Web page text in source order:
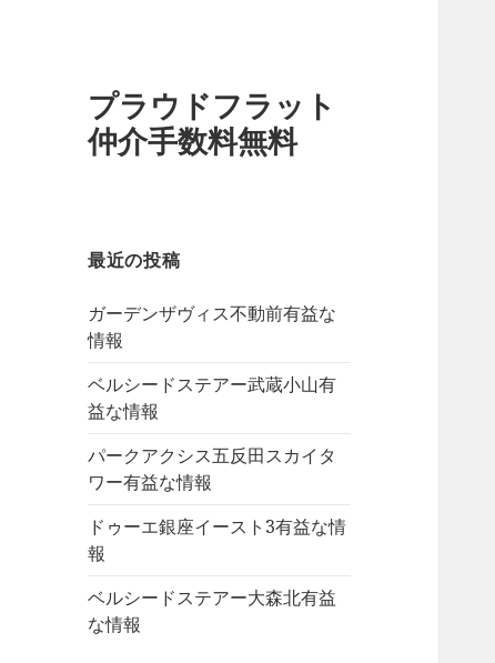
プラウドフラット
仲介手数料無料
最近の投稿
ガーデンザヴィス不動前有益な
情報
ベルシードステアー武蔵小山有
益な情報
パークアクシス五反田スカイタ
ワー有益な情報
ドゥーエ銀座イースト3有益な情
報
ベルシードステアー大森北有益
な情報